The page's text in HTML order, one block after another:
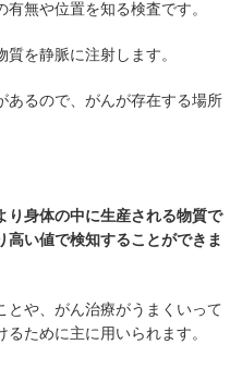
無や位置を知る検査です。
を静脈に注射します。
あるので、がんが存在する場所
り身体の中に生産される物質で
い値で検知することができま
とや、がん治療がうまくいって
ために主に用いられます。